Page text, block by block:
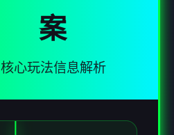
案
核心玩法信息解析